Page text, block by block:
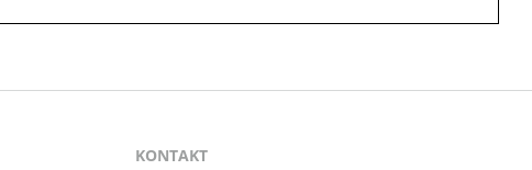
KONTAKT